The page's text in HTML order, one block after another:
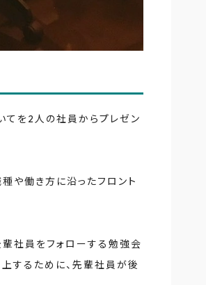
てを2人の社員からプレゼン
や働き方に沿ったフロント
社員をフォローする勉強会
するために、先輩社員が後